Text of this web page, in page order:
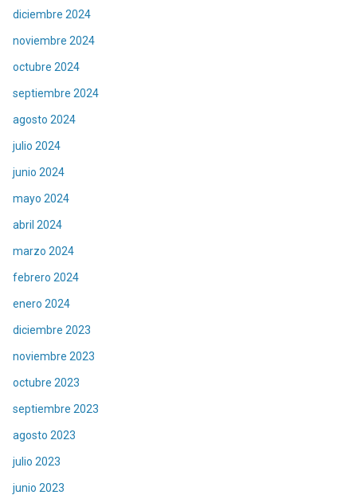
diciembre 2024
noviembre 2024
octubre 2024
septiembre 2024
agosto 2024
julio 2024
junio 2024
mayo 2024
abril 2024
marzo 2024
febrero 2024
enero 2024
diciembre 2023
noviembre 2023
octubre 2023
septiembre 2023
agosto 2023
julio 2023
junio 2023